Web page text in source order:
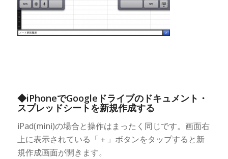
◆iPhoneでGoogleドライブのドキュメント・
スプレッドシートを新規作成する
iPad(mini)の場合と操作はまったく同じです。画面右
上に表示されている「＋」ボタンをタップすると新
規作成画面が開きます。